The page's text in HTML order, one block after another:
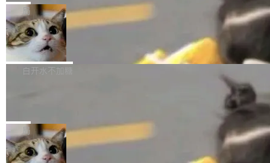
质的最低采样率）的音频格式将被拒绝 修复了 C
SS 圆角虚线样式中可能存在的问题 如果表单中
的图像元素不在同一个子树中，则它们将不再关
联 加...
最强的若干项。对于尚未正式发版的 PG 19，则
通过拉取过去一年内（从 PG 18 Beta1 时间点
至今）的所有 commit，同样交由 AI 分析提炼。
经过人工复核，准确度令人满意。这一方法也为
社区爱好者提供了高效跟踪新版本的思路。
维护工作一直与我的日常工作、家务、社交生活
和休闲娱乐竞争时间。" 这是 libexpat 维护者 S
ebastian Pipping 写在博客里的话。8 月 4 日，
他宣布了一个新消息：从 2026 年 8 月 1 日起，
他可以全职维护 libexpat 了，最长 6 个月。发
库之一。你的操作系统、浏览器、无数的基础设
施软件，很可能都在用它。而过去十年，维护它
的人一直在用业余...
局
Firefox 153.0.3 发布
Firefox 153.0.3 现已发布，具体更新内容如
下： New Smart Window 包含多项增强功能：
gi?id=2019042">Bug&nbsp;2019042</a>）</l
i> <li>现在，助手可以直接使用 Exa 的网络搜索
结果回答问题，而无需将问题转交给搜索引擎。
白开水不加糖
的 npm 包。项目的核心论点是：容器不适合 Ag
ent 计算。真正适合的，是 Isolate。 Cloudflare
工程师在这件事上没什么可谦虚的——他们用 W
局
OpenAI 公开邮件和聊天记录回应苹果